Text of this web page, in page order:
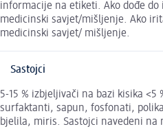
informacije na etiketi. Ako dođe
medicinski savjet/mišljenje. Ako
medicinski savjet/ mišljenje.
Sastojci
5-15 % izbjeljivači na bazi kisika
surfaktanti, sapun, fosfonati,
bjelila, miris. Sastojci navedeni na